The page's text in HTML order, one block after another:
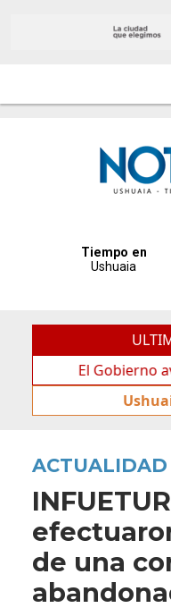
El Gobierno avanza
ACTUALIDAD
de una